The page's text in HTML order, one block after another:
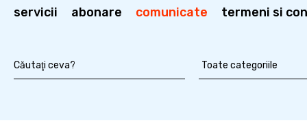
servicii abonare comunicate termeni si